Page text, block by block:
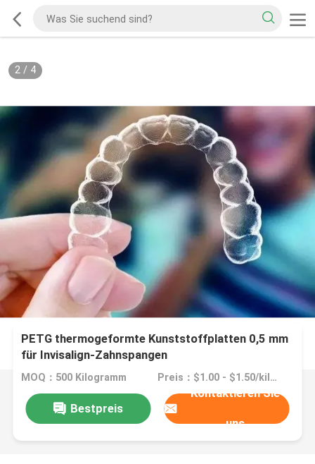
2/ 4
PETG thermogeformte Kunststoffplatten 0,5 mm
für Invisalign-Zahnspangen
MOQ：500 Kilogramm Preis：$1.00 - $1.50/kilograms
Bestpreis
Kontaktieren Sie
uns